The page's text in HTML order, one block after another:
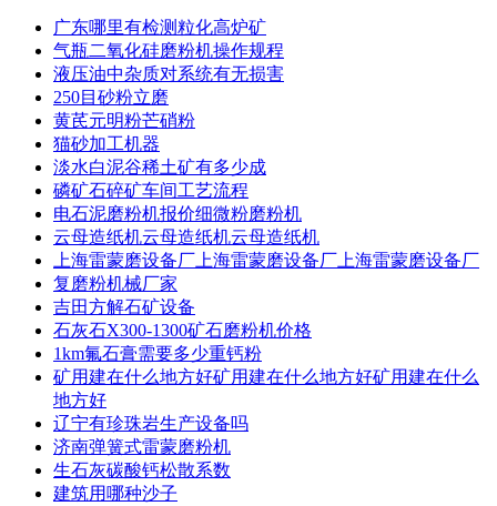
广东哪里有检测粒化高炉矿
气瓶二氧化硅磨粉机操作规程
液压油中杂质对系统有无损害
250目砂粉立磨
黄芪元明粉芒硝粉
猫砂加工机器
淡水白泥谷稀土矿有多少成
磷矿石碎矿车间工艺流程
电石泥磨粉机报价细微粉磨粉机
云母造纸机云母造纸机云母造纸机
上海雷蒙磨设备厂上海雷蒙磨设备厂上海雷蒙磨设备厂
复磨粉机械厂家
吉田方解石矿设备
石灰石X300-1300矿石磨粉机价格
1km氟石膏需要多少重钙粉
矿用建在什么地方好矿用建在什么地方好矿用建在什么
地方好
辽宁有珍珠岩生产设备吗
济南弹簧式雷蒙磨粉机
生石灰碳酸钙松散系数
建筑用哪种沙子